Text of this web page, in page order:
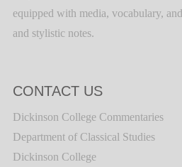
equipped with media, vocabulary,
and stylistic notes.
CONTACT US
Dickinson College Commentaries
Department of Classical Studies
Dickinson College